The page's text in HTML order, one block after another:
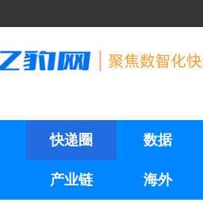
快递圈 数据
产业链 海外